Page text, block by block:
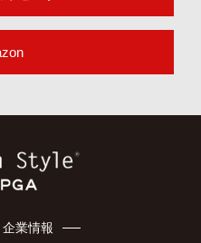
企業情報